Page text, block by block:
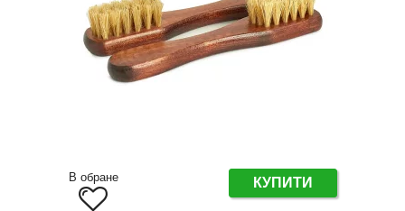
В обране КУПИТИ